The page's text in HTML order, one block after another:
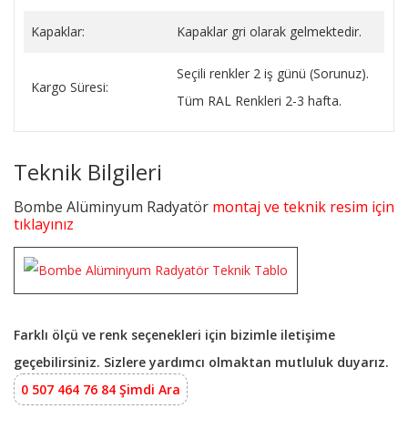
Kapaklar: Kapaklar gri olarak gelmektedir.
Kargo Süresi:
Seçili renkler 2 iş günü (Sorunuz).
Tüm RAL Renkleri 2-3 hafta.
Teknik Bilgileri
Bombe Alüminyum Radyatör montaj ve teknik resim için
tıklayınız
Farklı ölçü ve renk seçenekleri için bizimle iletişime
geçebilirsiniz. Sizlere yardımcı olmaktan mutluluk duyarız.
0 507 464 76 84 Şimdi Ara